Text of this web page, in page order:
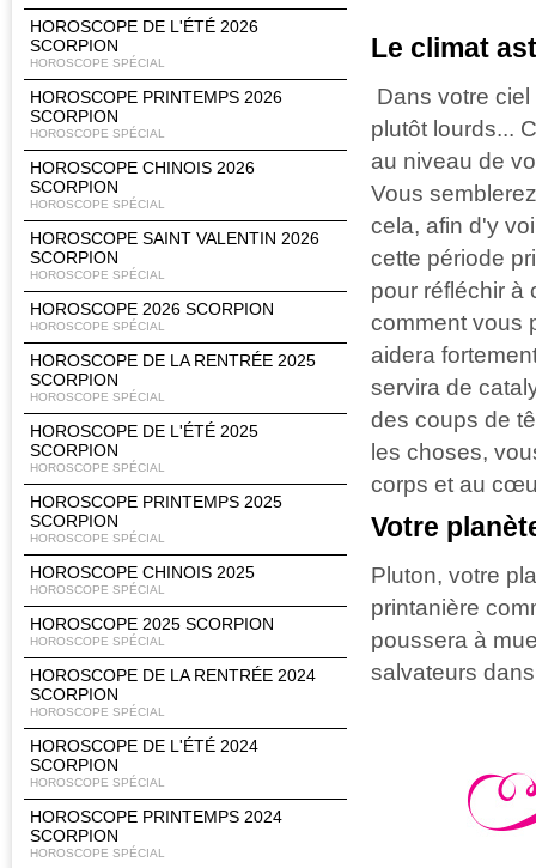
Sagittaire Capricorne Verseau Poissons
HOROSCOPE DE L'ÉTÉ 2026
SCORPION
HOROSCOPE SPÉCIAL
HOROSCOPE PRINTEMPS 2026
SCORPION
HOROSCOPE SPÉCIAL
HOROSCOPE CHINOIS 2026
SCORPION
HOROSCOPE SPÉCIAL
HOROSCOPE SAINT VALENTIN 2026
SCORPION
HOROSCOPE SPÉCIAL
HOROSCOPE 2026 SCORPION
HOROSCOPE SPÉCIAL
HOROSCOPE DE LA RENTRÉE 2025
SCORPION
HOROSCOPE SPÉCIAL
HOROSCOPE DE L'ÉTÉ 2025
SCORPION
HOROSCOPE SPÉCIAL
HOROSCOPE PRINTEMPS 2025
SCORPION
HOROSCOPE SPÉCIAL
HOROSCOPE CHINOIS 2025
HOROSCOPE SPÉCIAL
HOROSCOPE 2025 SCORPION
HOROSCOPE SPÉCIAL
HOROSCOPE DE LA RENTRÉE 2024
SCORPION
HOROSCOPE SPÉCIAL
HOROSCOPE DE L'ÉTÉ 2024
SCORPION
HOROSCOPE SPÉCIAL
HOROSCOPE PRINTEMPS 2024
SCORPION
HOROSCOPE SPÉCIAL
Le climat
Dans votre
plutôt lourds...
au niveau de
Vous
cela, afin d'y
cette période
pour réfléchir à
comment vous
aidera
servira de
des coups de
les choses,
corps et au
Votre
Pluton, votre
printanière
poussera à
salvateurs